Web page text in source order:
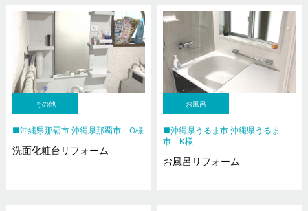
その他
沖縄県那覇市 沖縄県那覇市 O様
洗面化粧台リフォーム
お風呂
沖縄県うるま市 沖縄県うるま
市 K様
お風呂リフォーム